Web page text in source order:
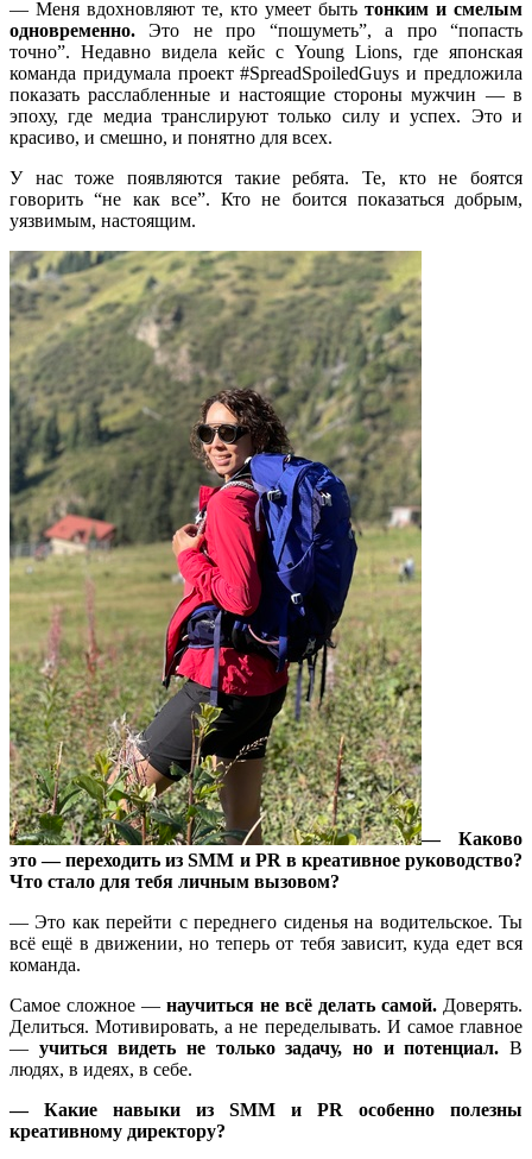
— Меня вдохновляют те, кто умеет быть тонким и смелым
одновременно. Это не про “пошуметь”, а про “попасть
точно”. Недавно видела кейс с Young Lions, где японская
команда придумала проект #SpreadSpoiledGuys и предложила
показать расслабленные и настоящие стороны мужчин — в
эпоху, где медиа транслируют только силу и успех. Это и
красиво, и смешно, и понятно для всех.
У нас тоже появляются такие ребята. Те, кто не боятся
говорить “не как все”. Кто не боится показаться добрым,
уязвимым, настоящим.
— Каково
это — переходить из SMM и PR в креативное руководство?
Что стало для тебя личным вызовом?
— Это как перейти с переднего сиденья на водительское. Ты
всё ещё в движении, но теперь от тебя зависит, куда едет вся
команда.
Самое сложное — научиться не всё делать самой. Доверять.
Делиться. Мотивировать, а не переделывать. И самое главное
— учиться видеть не только задачу, но и потенциал. В
людях, в идеях, в себе.
— Какие навыки из SMM и PR особенно полезны
креативному директору?